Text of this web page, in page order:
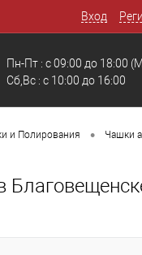
Вход
Пн-Пт : с 09:00 до 18:00
Сб,Вс : c 10:00 до 16:00
и Полирования • Чашки